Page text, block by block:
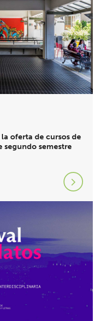
oferta de cursos de
segundo semestre